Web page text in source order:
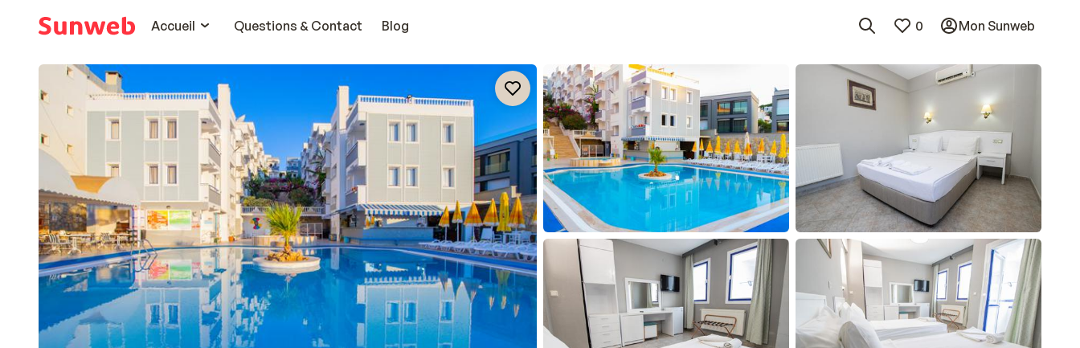
Accueil
Questions & Contact Blog 0 Mon Sunweb